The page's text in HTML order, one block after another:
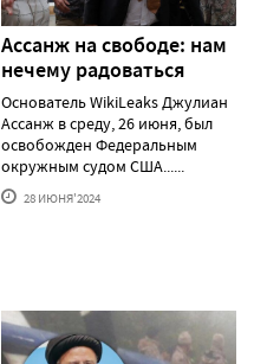
Ассанж на свободе: нам
нечему радоваться
Основатель WikiLeaks Джулиан
Ассанж в среду, 26 июня, был
освобожден Федеральным
окружным судом США......
28 ИЮНЯ'2024